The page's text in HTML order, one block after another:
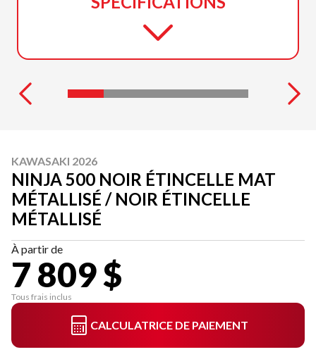
KAWASAKI 2026
NINJA 500 NOIR ÉTINCELLE MAT
MÉTALLISÉ / NOIR ÉTINCELLE
MÉTALLISÉ
À partir de
7 809 $
Tous frais inclus
CALCULATRICE DE PAIEMENT